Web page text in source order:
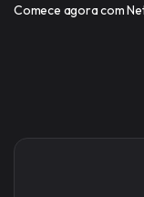
Comece agora com